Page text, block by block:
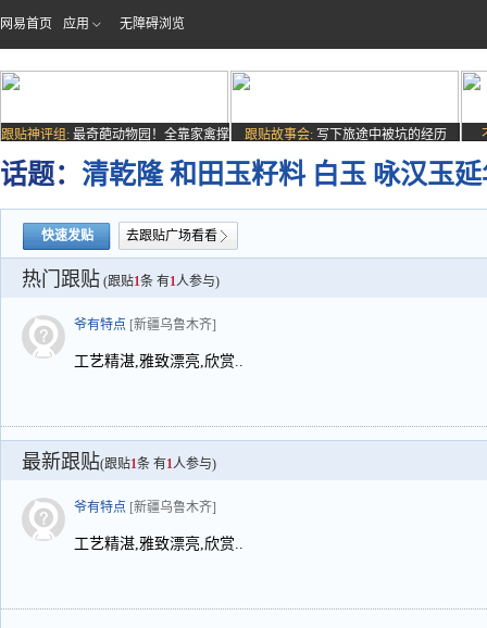
网易首页 应用 无障碍浏览
跟贴神评组: 最奇葩动物园！全靠家禽撑
场子
跟贴故事会: 写下旅途中被坑的经历
话题： 清乾隆 和田玉籽料 白玉 咏汉玉
快速发贴 去跟贴广场看看
热门跟贴 (跟贴1条 有1人参与)
爷有特点 [新疆乌鲁木齐]
工艺精湛,雅致漂亮,欣赏..
最新跟贴(跟贴1条 有1人参与)
爷有特点 [新疆乌鲁木齐]
工艺精湛,雅致漂亮,欣赏..